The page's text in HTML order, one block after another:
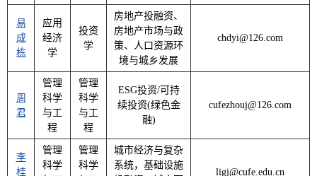
易
成
栋
应用
经济
学
投资
学
房地产投融资、
房地产市场与政
策、人口资源环
境与城乡发展
chdyi@126.com
周
君
管理
科学
与工
程
管理
科学
与工
程
ESG投资/可持
续投资(绿色金
融)
cufezhouj@126.com
李
桂
管理
科学
管理
科学
城市经济与复杂
系统，基础设施
ligj@cufe.edu.cn